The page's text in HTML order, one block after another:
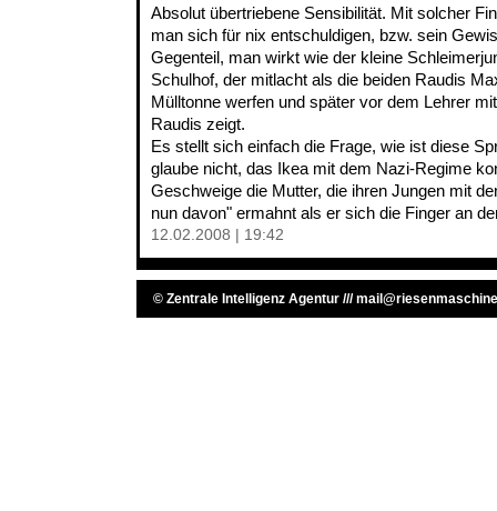
Absolut übertriebene Sensibilität. Mit solcher
man sich für nix entschuldigen, bzw. sein
Gegenteil, man wirkt wie der kleine
Schulhof, der mitlacht als die beiden Raudis
Mülltonne werfen und später vor dem Lehrer
Raudis zeigt.
Es stellt sich einfach die Frage, wie ist diese
glaube nicht, das Ikea mit dem Nazi-Regime
Geschweige die Mutter, die ihren Jungen mit
nun davon" ermahnt als er sich die Finger an
12.02.2008 | 19:42
© Zentrale Intelligenz Agentur ///